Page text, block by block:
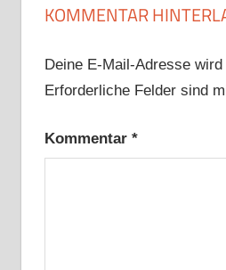
KOMMENTAR
Deine E-Mail-Adresse
Erforderliche Felder sind
Kommentar *